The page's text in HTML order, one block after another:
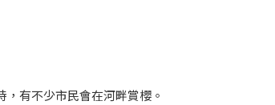
有不少市民會在河畔賞櫻。